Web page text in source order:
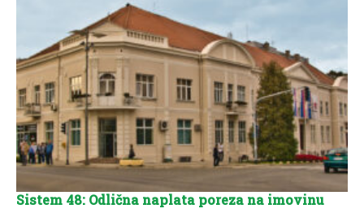
Sistem 48: Odlična naplata poreza na imovinu